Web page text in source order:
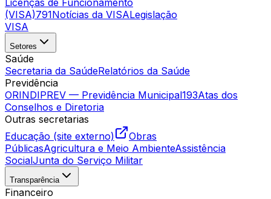
Licenças de Funcionamento
(VISA)791Notícias da VISALegislação
VISA
Setores
Saúde
Secretaria da SaúdeRelatórios da Saúde
Previdência
ORINDIPREV — Previdência Municipal193Atas dos
Conselhos e Diretoria
Outras secretarias
Educação (site externo)
Obras
PúblicasAgricultura e Meio AmbienteAssistência
SocialJunta do Serviço Militar
Transparência
Financeiro